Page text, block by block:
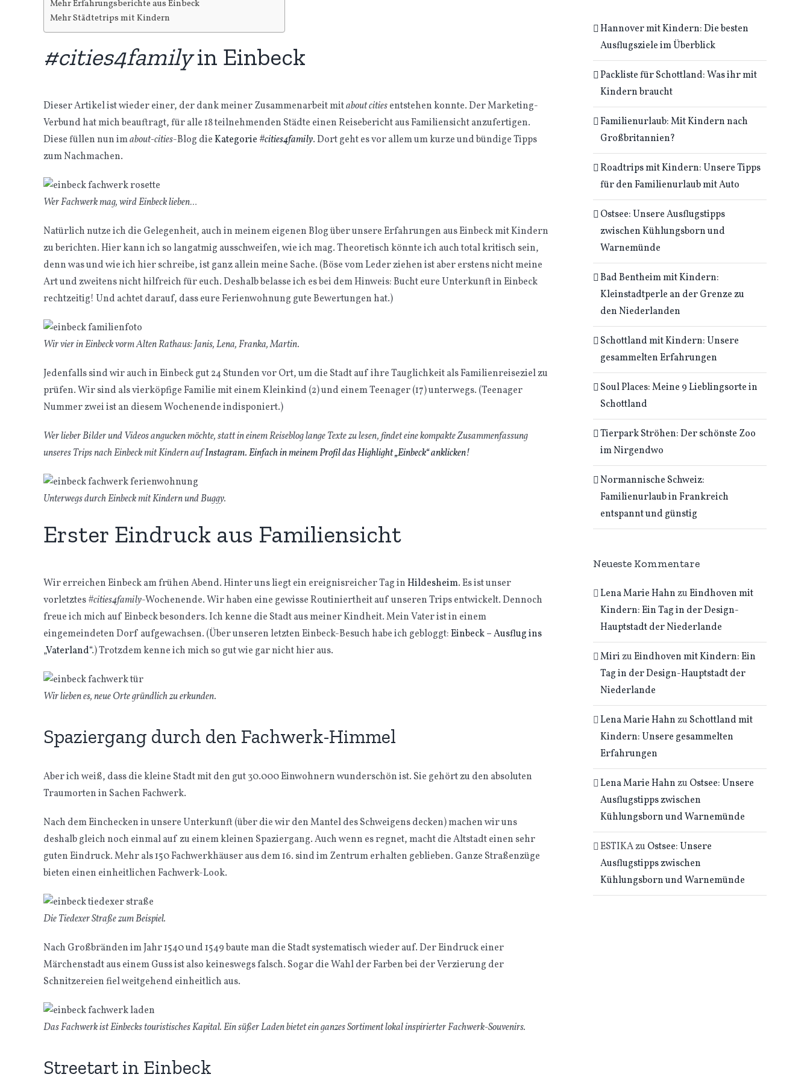
Mehr Erfahrungsberichte aus Einbeck
Mehr Städtetrips mit Kindern
#cities4familyin Einbeck
Dieser Artikel ist wieder einer, der dank meiner Zusammenarbeit mitabout citiesentstehen konnte. Der Marketing-
Verbund hat mich beauftragt, für alle 18 teilnehmenden Städte einen Reisebericht aus Familiensicht anzufertigen.
Diese füllen nun imabout-cities-Blog dieKategorie#cities4family. Dort geht es vor allem um kurze und bündige Tipps
zum Nachmachen.
Wer Fachwerk mag, wird Einbeck lieben…
Natürlich nutze ich die Gelegenheit, auch in meinem eigenen Blog über unsere Erfahrungen aus Einbeck mit Kindern
zu berichten. Hier kann ich so langatmig ausschweifen, wie ich mag. Theoretisch könnte ich auch total kritisch sein,
denn was und wie ich hier schreibe, ist ganz allein meine Sache. (Böse vom Leder ziehen ist aber erstens nicht meine
Art und zweitens nicht hilfreich für euch. Deshalb belasse ich es bei dem Hinweis: Bucht eure Unterkunft in Einbeck
rechtzeitig! Und achtet darauf, dass eure Ferienwohnung gute Bewertungen hat.)
Wir vier in Einbeck vorm Alten Rathaus: Janis, Lena, Franka, Martin.
Jedenfalls sind wir auch in Einbeck gut 24 Stunden vor Ort, um die Stadt auf ihre Tauglichkeit als Familienreiseziel zu
prüfen. Wir sind als vierköpfige Familie mit einem Kleinkind (2) und einem Teenager (17) unterwegs. (Teenager
Nummer zwei ist an diesem Wochenende indisponiert.)
Wer lieber Bilder und Videos angucken möchte, statt in einem Reiseblog lange Texte zu lesen, findet eine kompakte Zusammenfassung
unseres Trips nach Einbeck mit Kindern aufInstagram. Einfach in meinem Profil das Highlight „Einbeck“ anklicken!
Unterwegs durch Einbeck mit Kindern und Buggy.
Erster Eindruck aus Familiensicht
Wir erreichen Einbeck am frühen Abend. Hinter uns liegt ein ereignisreicher Tag inHildesheim. Es ist unser
vorletztes#cities4family-Wochenende. Wir haben eine gewisse Routiniertheit auf unseren Trips entwickelt. Dennoch
freue ich mich auf Einbeck besonders. Ich kenne die Stadt aus meiner Kindheit. Mein Vater ist in einem
eingemeindeten Dorf aufgewachsen. (Über unseren letzten Einbeck-Besuch habe ich gebloggt:Einbeck – Ausflug ins
„Vaterland“.) Trotzdem kenne ich mich so gut wie gar nicht hier aus.
Wir lieben es, neue Orte gründlich zu erkunden.
Spaziergang durch den Fachwerk-Himmel
Aber ich weiß, dass die kleine Stadt mit den gut 30.000 Einwohnern wunderschön ist. Sie gehört zu den absoluten
Traumorten in Sachen Fachwerk.
Nach dem Einchecken in unsere Unterkunft (über die wir den Mantel des Schweigens decken) machen wir uns
deshalb gleich noch einmal auf zu einem kleinen Spaziergang. Auch wenn es regnet, macht die Altstadt einen sehr
guten Eindruck. Mehr als 150 Fachwerkhäuser aus dem 16. sind im Zentrum erhalten geblieben. Ganze Straßenzüge
bieten einen einheitlichen Fachwerk-Look.
Die Tiedexer Straße zum Beispiel.
Nach Großbränden im Jahr 1540 und 1549 baute man die Stadt systematisch wieder auf. Der Eindruck einer
Märchenstadt aus einem Guss ist also keineswegs falsch. Sogar die Wahl der Farben bei der Verzierung der
Schnitzereien fiel weitgehend einheitlich aus.
Das Fachwerk ist Einbecks touristisches Kapital. Ein süßer Laden bietet ein ganzes Sortiment lokal inspirierter Fachwerk-Souvenirs.
Streetart in Einbeck
Hannover mit Kindern: Die besten
Ausflugsziele im Überblick
Packliste für Schottland: Was ihr mit
Kindern braucht
Familienurlaub: Mit Kindern nach
Großbritannien?
Roadtrips mit Kindern: Unsere Tipps
für den Familienurlaub mit Auto
Ostsee: Unsere Ausflugstipps
zwischen Kühlungsborn und
Warnemünde
Bad Bentheim mit Kindern:
Kleinstadtperle an der Grenze zu
den Niederlanden
Schottland mit Kindern: Unsere
gesammelten Erfahrungen
Soul Places: Meine 9 Lieblingsorte in
Schottland
Tierpark Ströhen: Der schönste Zoo
im Nirgendwo
Normannische Schweiz:
Familienurlaub in Frankreich
entspannt und günstig
Neueste Kommentare
Lena Marie HahnzuEindhoven mit
Kindern: Ein Tag in der Design-
Hauptstadt der Niederlande
MirizuEindhoven mit Kindern: Ein
Tag in der Design-Hauptstadt der
Niederlande
Lena Marie Hahnzu Schottland mit
Kindern: Unsere gesammelten
Erfahrungen
Lena Marie Hahnzu Ostsee: Unsere
Ausflugstipps zwischen
Kühlungsborn und Warnemünde
ESTIKAzu Ostsee: Unsere
Ausflugstipps zwischen
Kühlungsborn und Warnemünde